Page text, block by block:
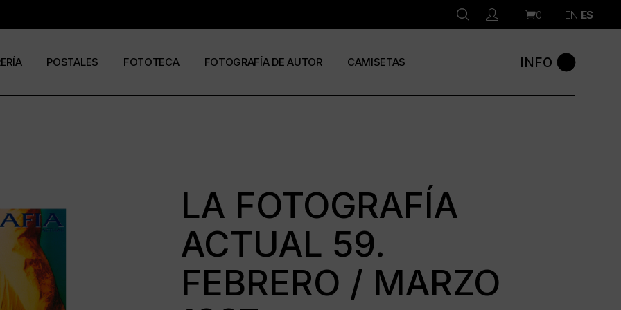
0 EN ES
POSTALES FOTOTECA FOTOGRAFÍA DE AUTOR CAMISETAS INFO
LA FOTOGRAFÍA
ACTUAL 59.
FEBRERO / MARZO